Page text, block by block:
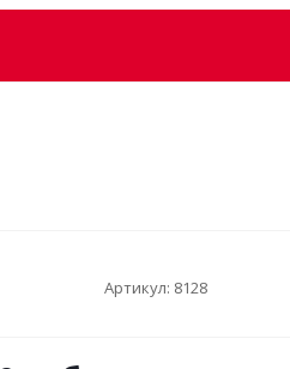
Артикул: 8128